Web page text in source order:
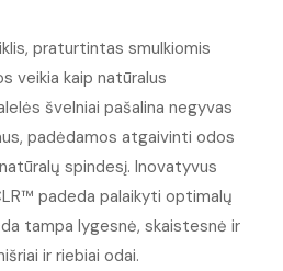
praturtintas smulkiomis
veikia kaip natūralus
švelniai pašalina negyvas
padėdamos atgaivinti odos
spindesį. Inovatyvus
padeda palaikyti optimalų
tampa lygesnė, skaistesnė ir
ir riebiai odai.